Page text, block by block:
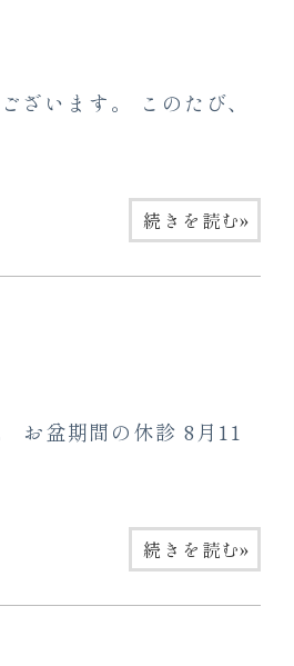
ざいます。 このたび、
続きを読む»
お盆期間の休診 8月11
続きを読む»